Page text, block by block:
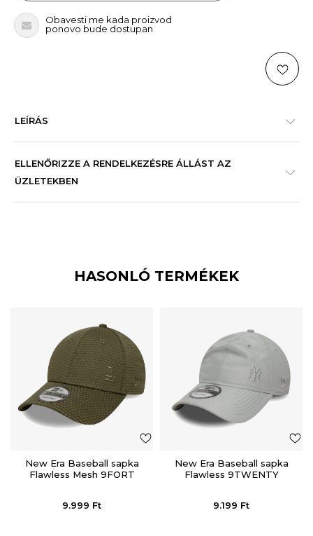
Obavesti me kada proizvod
ponovo bude dostupan
LEÍRÁS
ELLENŐRIZZE A RENDELKEZÉSRE ÁLLÁST AZ
ÜZLETEKBEN
HASONLÓ TERMÉKEK
New Era Baseball sapka
Flawless Mesh 9FORT
9.999 Ft
New Era Baseball sapka
Flawless 9TWENTY
9.199 Ft